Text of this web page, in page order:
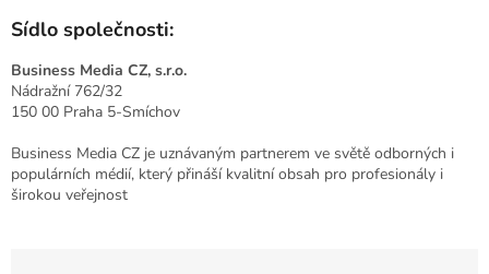
Sídlo společnosti:
Business Media CZ, s.r.o.
Nádražní 762/32
150 00 Praha 5-Smíchov
Business Media CZ je uznávaným partnerem ve světě odborných i
populárních médií, který přináší kvalitní obsah pro profesionály i
širokou veřejnost